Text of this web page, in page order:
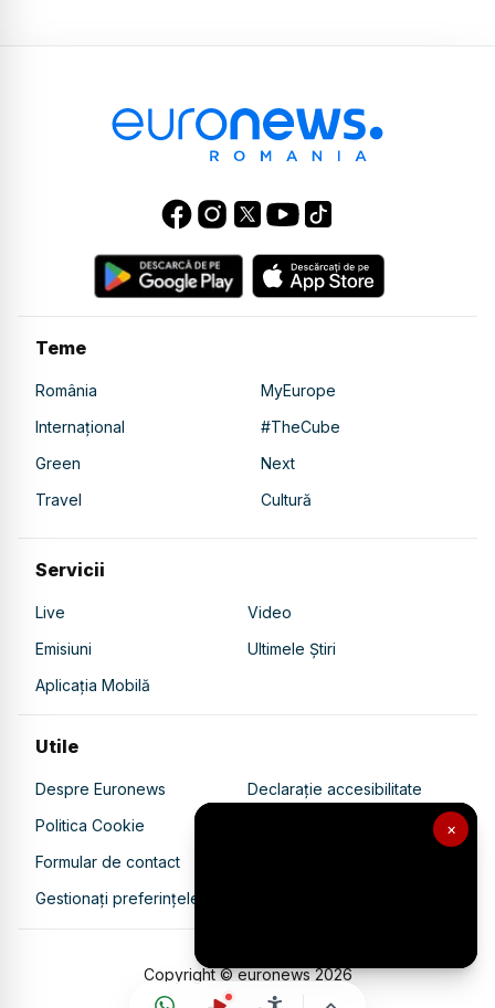
×
Teme
România
MyEurope
Internațional
#TheCube
Green
Next
Travel
Cultură
Servicii
Live
Video
Emisiuni
Ultimele Știri
Aplicația Mobilă
Utile
Despre Euronews
Declarație accesibilitate
Politica Cookie
Politica de confidențialitate
Formular de contact
Gestionați preferințele
Copyright © euronews2026